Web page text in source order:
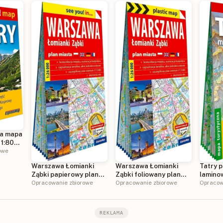
mapa
Warszawa Łomianki
Ząbki papierowy plan
miasta 1:26 000
Opracowanie zbiorowe
Warszawa Łomianki
Ząbki foliowany plan
miasta 1:26 000
Opracowanie zbiorowe
Tatry
REKLAMA